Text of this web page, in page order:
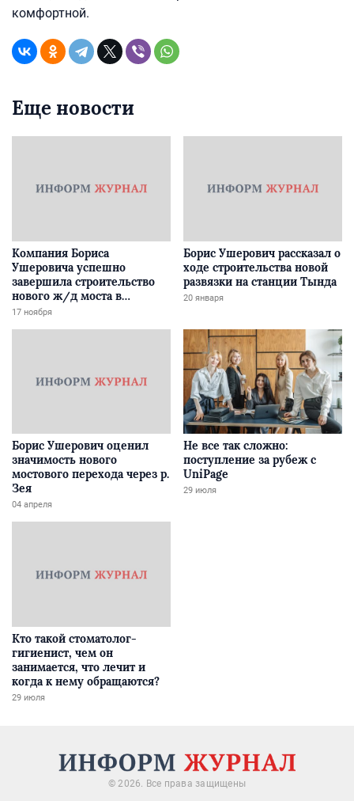
комфортной.
Еще новости
Компания Бориса
Ушеровича успешно
завершила строительство
нового ж/д моста в
Забайкалье
17 ноября
Борис Ушерович рассказал о
ходе строительства новой
развязки на станции Тында
20 января
Борис Ушерович оценил
значимость нового
мостового перехода через р.
Зея
04 апреля
Не все так сложно:
поступление за рубеж с
UniPage
29 июля
Кто такой стоматолог-
гигиенист, чем он
занимается, что лечит и
когда к нему обращаются?
29 июля
© 2026. Все права защищены